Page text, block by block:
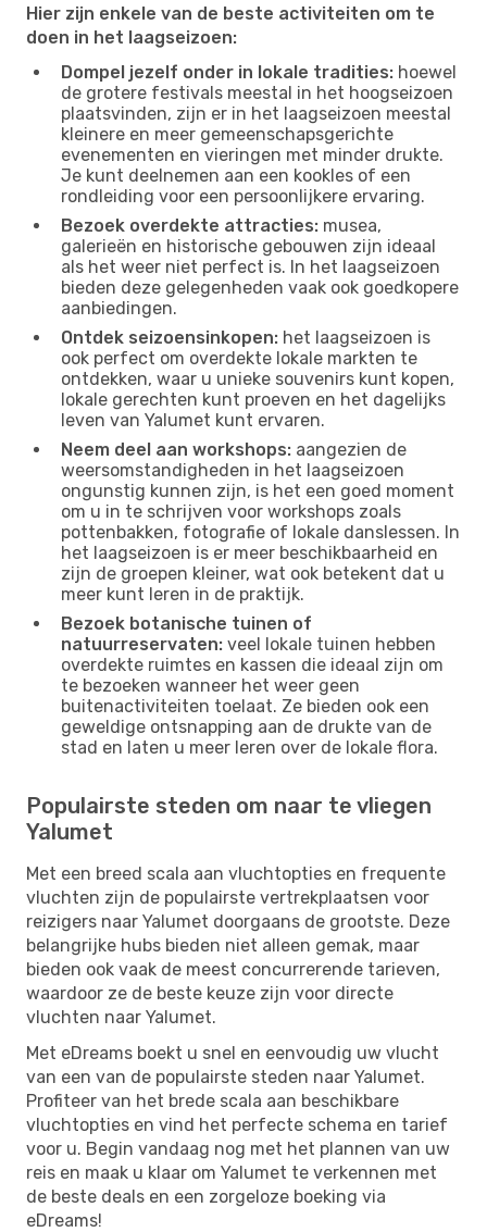
Hier zijn enkele van de beste activiteiten om te
doen in het laagseizoen:
Dompel jezelf onder in lokale tradities: hoewel
de grotere festivals meestal in het hoogseizoen
plaatsvinden, zijn er in het laagseizoen meestal
kleinere en meer gemeenschapsgerichte
evenementen en vieringen met minder drukte.
Je kunt deelnemen aan een kookles of een
rondleiding voor een persoonlijkere ervaring.
Bezoek overdekte attracties: musea,
galerieën en historische gebouwen zijn ideaal
als het weer niet perfect is. In het laagseizoen
bieden deze gelegenheden vaak ook goedkopere
aanbiedingen.
Ontdek seizoensinkopen: het laagseizoen is
ook perfect om overdekte lokale markten te
ontdekken, waar u unieke souvenirs kunt kopen,
lokale gerechten kunt proeven en het dagelijks
leven van Yalumet kunt ervaren.
Neem deel aan workshops: aangezien de
weersomstandigheden in het laagseizoen
ongunstig kunnen zijn, is het een goed moment
om u in te schrijven voor workshops zoals
pottenbakken, fotografie of lokale danslessen. In
het laagseizoen is er meer beschikbaarheid en
zijn de groepen kleiner, wat ook betekent dat u
meer kunt leren in de praktijk.
Bezoek botanische tuinen of
natuurreservaten: veel lokale tuinen hebben
overdekte ruimtes en kassen die ideaal zijn om
te bezoeken wanneer het weer geen
buitenactiviteiten toelaat. Ze bieden ook een
geweldige ontsnapping aan de drukte van de
stad en laten u meer leren over de lokale flora.
Populairste steden om naar te vliegen
Yalumet
Met een breed scala aan vluchtopties en frequente
vluchten zijn de populairste vertrekplaatsen voor
reizigers naar Yalumet doorgaans de grootste. Deze
belangrijke hubs bieden niet alleen gemak, maar
bieden ook vaak de meest concurrerende tarieven,
waardoor ze de beste keuze zijn voor directe
vluchten naar Yalumet.
Met eDreams boekt u snel en eenvoudig uw vlucht
van een van de populairste steden naar Yalumet.
Profiteer van het brede scala aan beschikbare
vluchtopties en vind het perfecte schema en tarief
voor u. Begin vandaag nog met het plannen van uw
reis en maak u klaar om Yalumet te verkennen met
de beste deals en een zorgeloze boeking via
eDreams!